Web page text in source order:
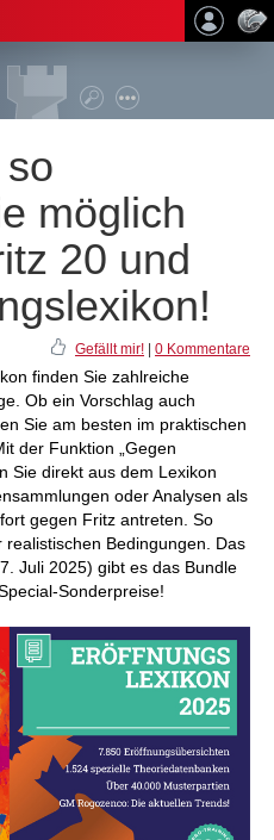
möglich
20 und
Gefällt mir! 0 Kommentare
finden Sie zahlreiche
Ob ein Vorschlag auch
Sie am besten im praktischen
der Funktion „Gegen
Sie direkt aus dem Lexikon
oder Analysen als
gegen Fritz antreten. So
Bedingungen. Das
Juli 2025) gibt es das Bundle
Sonderpreise!